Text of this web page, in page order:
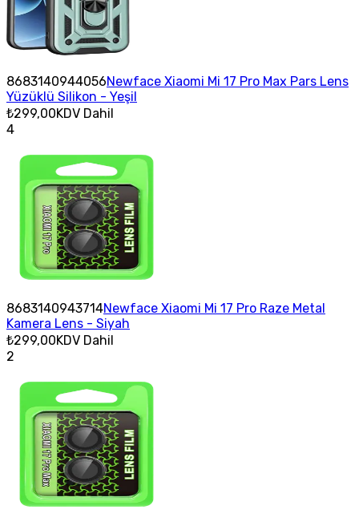
8683140944056Newface Xiaomi Mi 17 Pro Max Pars Lens
Yüzüklü Silikon - Yeşil
₺299,00KDV Dahil
4
8683140943714Newface Xiaomi Mi 17 Pro Raze Metal
Kamera Lens - Siyah
₺299,00KDV Dahil
2